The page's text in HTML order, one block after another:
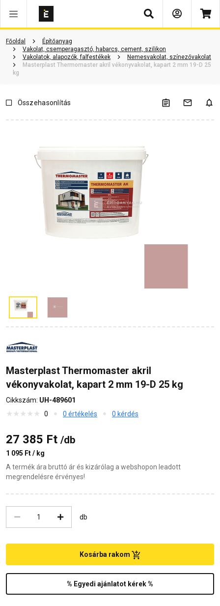
Keresés
Főoldal
Építőanyag
Vakolat, csemperagasztó, habarcs, cement, szilikon
Vakolatok, alapozók, falfestékek
Nemesvakolat, színezővakolat
Masterplast Thermomaster akril vékonyvakolat, kapart 2 mm 19-D 25
kg
Vásárlói vélemények Kérdések és válaszok Kapcsolódó cikkek
Összehasonlítás
Masterplast Thermomaster akril
vékonyvakolat, kapart 2 mm 19-D 25 kg
Cikkszám: UH-489601
0
0 értékelés 0 kérdés
27 385 Ft /db
1 095 Ft / kg
A termék ára bruttó ár és kizárólag a webshopon leadott
megrendelésre érvényes!
db
% Egyedi ajánlatot kérek %
Kosárba rakom